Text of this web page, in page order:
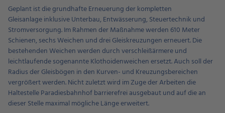
Geplant ist die grundhafte Erneuerung der kompletten
Gleisanlage inklusive Unterbau, Entwässerung, Steuertechnik und
Stromversorgung. Im Rahmen der Maßnahme werden 610 Meter
Schienen, sechs Weichen und drei Gleiskreuzungen erneuert. Die
bestehenden Weichen werden durch verschleißärmere und
leichtlaufende sogenannte Klothoidenweichen ersetzt. Auch soll der
Radius der Gleisbögen in den Kurven- und Kreuzungsbereichen
vergrößert werden. Nicht zuletzt wird im Zuge der Arbeiten die
Haltestelle Paradiesbahnhof barrierefrei ausgebaut und auf die an
dieser Stelle maximal mögliche Länge erweitert.